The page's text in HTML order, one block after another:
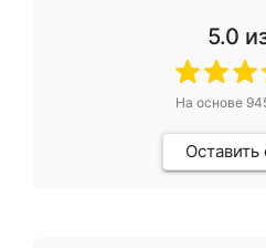
5.0
На основе
Оставить